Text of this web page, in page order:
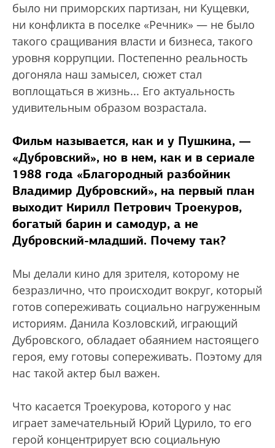
было ни приморских партизан, ни Кущевки,
ни конфликта в поселке «Речник» — не было
такого сращивания власти и бизнеса, такого
уровня коррупции. Постепенно реальность
догоняла наш замысел, сюжет стал
воплощаться в жизнь... Его актуальность
удивительным образом возрастала.
Фильм называется, как и у Пушкина, —
«Дубровский», но в нем, как и в сериале
1988 года «Благородный разбойник
Владимир Дубровский», на первый план
выходит Кирилл Петрович Троекуров,
богатый барин и самодур, а не
Дубровский-младший. Почему так?
Мы делали кино для зрителя, которому не
безразлично, что происходит вокруг, который
готов сопереживать социально нагруженным
историям. Данила Козловский, играющий
Дубровского, обладает обаянием настоящего
героя, ему готовы сопереживать. Поэтому для
нас такой актер был важен.
Что касается Троекурова, которого у нас
играет замечательный Юрий Цурило, то его
герой концентрирует всю социальную